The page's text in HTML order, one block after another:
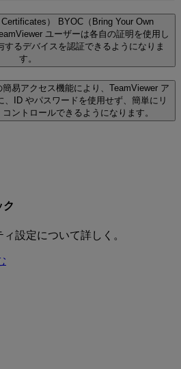
）
BYOC（Bring Your Own
ユーザーは各自の証明を使用し
するデバイスを認証できるようになりま
す。
簡易アクセス機能により、TeamViewer ア
、ID やパスワードを使用せず、簡単にリ
ントロールできるようになります。
ク
設定について詳しく。